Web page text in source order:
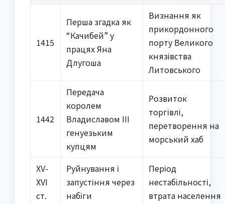
1415
Перша згадка як
“Качибей” у
працях Яна
Длугоша
Визнання як
прикордонного
порту Великого
князівства
Литовського
1442
Передача
королем
Владиславом III
генуезьким
купцям
Розвиток
торгівлі,
перетворення на
морський хаб
XV-
XVI
ст.
Руйнування і
запустіння через
набіги
Період
нестабільності,
втрата населення